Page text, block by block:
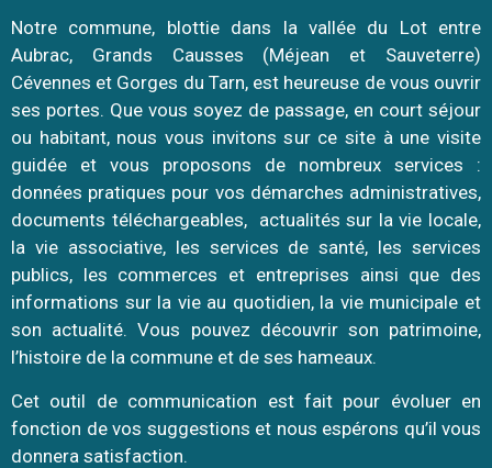
Notre commune, blottie dans la vallée du Lot entre
Aubrac, Grands Causses (Méjean et Sauveterre)
Cévennes et Gorges du Tarn, est heureuse de vous ouvrir
ses portes. Que vous soyez de passage, en court séjour
ou habitant, nous vous invitons sur ce site à une visite
guidée et vous proposons de nombreux services :
données pratiques pour vos démarches administratives,
documents téléchargeables, actualités sur la vie locale,
la vie associative, les services de santé, les services
publics, les commerces et entreprises ainsi que des
informations sur la vie au quotidien, la vie municipale et
son actualité. Vous pouvez découvrir son patrimoine,
l’histoire de la commune et de ses hameaux.
Cet outil de communication est fait pour évoluer en
fonction de vos suggestions et nous espérons qu’il vous
donnera satisfaction.